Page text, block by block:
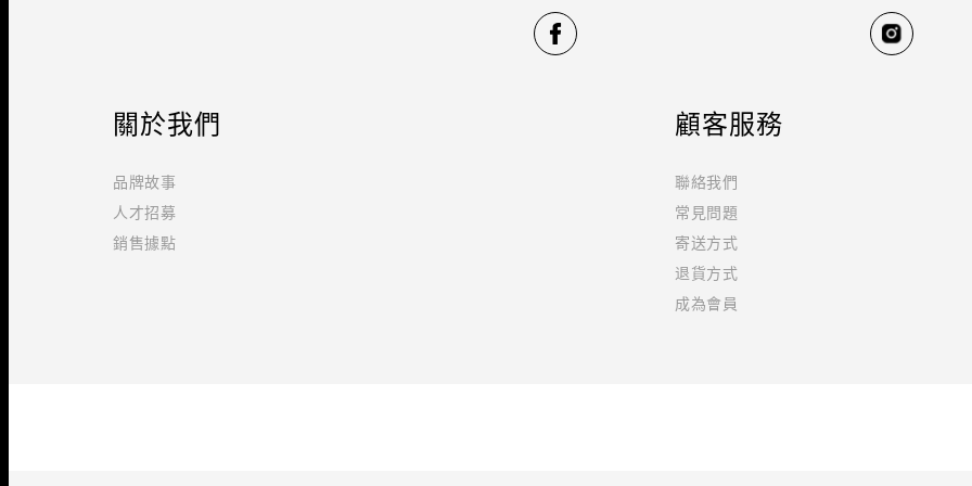
關於我們
品牌故事
人才招募
銷售據點
顧客服務
聯絡我們
常見問題
寄送方式
退貨方式
成為會員